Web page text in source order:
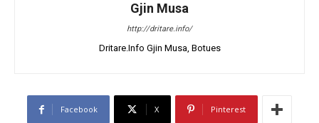
Gjin Musa
http://dritare.info/
Dritare.Info Gjin Musa, Botues
Facebook X Pinterest